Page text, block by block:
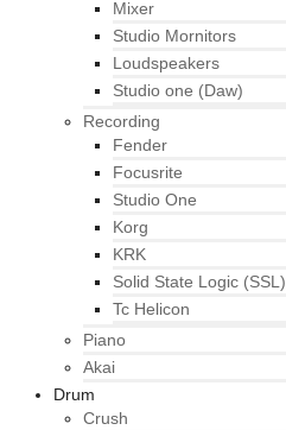
Mixer
Studio Mornitors
Loudspeakers
Studio one (Daw)
Recording
Fender
Focusrite
Studio One
Korg
KRK
Solid State Logic (SSL)
Tc Helicon
Piano
Akai
Drum
Crush